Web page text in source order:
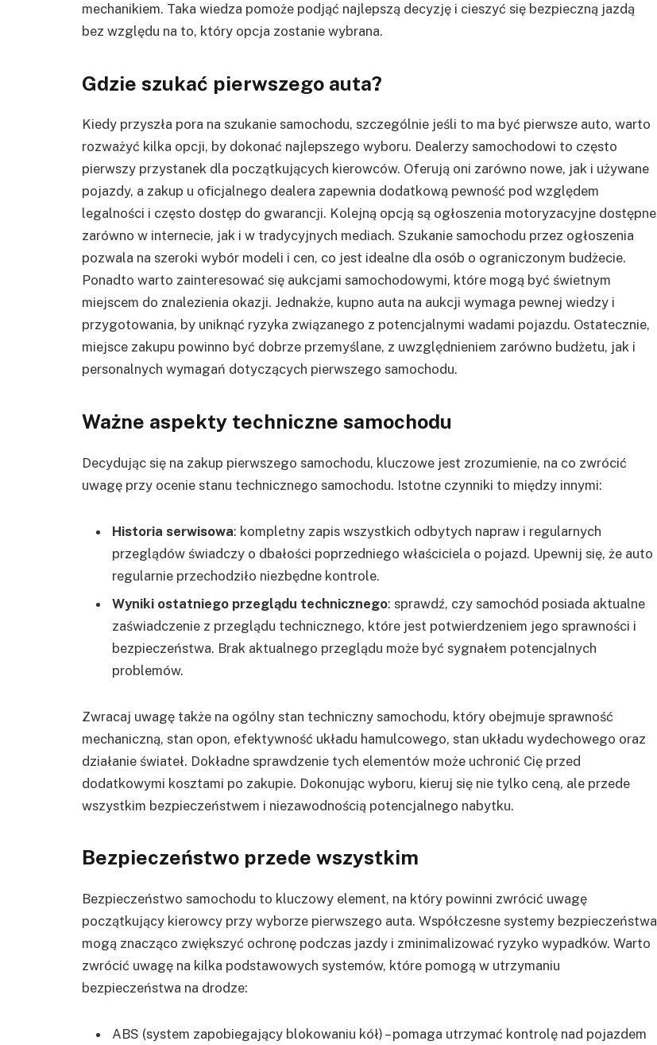
mechanikiem. Taka wiedza pomoże podjąć najlepszą decyzję i cieszyć się bezpieczną jazdą
bez względu na to, który opcja zostanie wybrana.
Gdzie szukać pierwszego auta?
Kiedy przyszła pora na szukanie samochodu, szczególnie jeśli to ma być pierwsze auto, warto
rozważyć kilka opcji, by dokonać najlepszego wyboru. Dealerzy samochodowi to często
pierwszy przystanek dla początkujących kierowców. Oferują oni zarówno nowe, jak i używane
pojazdy, a zakup u oficjalnego dealera zapewnia dodatkową pewność pod względem
legalności i często dostęp do gwarancji. Kolejną opcją są ogłoszenia motoryzacyjne dostępne
zarówno w internecie, jak i w tradycyjnych mediach. Szukanie samochodu przez ogłoszenia
pozwala na szeroki wybór modeli i cen, co jest idealne dla osób o ograniczonym budżecie.
Ponadto warto zainteresować się aukcjami samochodowymi, które mogą być świetnym
miejscem do znalezienia okazji. Jednakże, kupno auta na aukcji wymaga pewnej wiedzy i
przygotowania, by uniknąć ryzyka związanego z potencjalnymi wadami pojazdu. Ostatecznie,
miejsce zakupu powinno być dobrze przemyślane, z uwzględnieniem zarówno budżetu, jak i
personalnych wymagań dotyczących pierwszego samochodu.
Ważne aspekty techniczne samochodu
Decydując się na zakup pierwszego samochodu, kluczowe jest zrozumienie, na co zwrócić
uwagę przy ocenie stanu technicznego samochodu. Istotne czynniki to między innymi:
Historia serwisowa: kompletny zapis wszystkich odbytych napraw i regularnych
przeglądów świadczy o dbałości poprzedniego właściciela o pojazd. Upewnij się, że auto
regularnie przechodziło niezbędne kontrole.
Wyniki ostatniego przeglądu technicznego: sprawdź, czy samochód posiada aktualne
zaświadczenie z przeglądu technicznego, które jest potwierdzeniem jego sprawności i
bezpieczeństwa. Brak aktualnego przeglądu może być sygnałem potencjalnych
problemów.
Zwracaj uwagę także na ogólny stan techniczny samochodu, który obejmuje sprawność
mechaniczną, stan opon, efektywność układu hamulcowego, stan układu wydechowego oraz
działanie świateł. Dokładne sprawdzenie tych elementów może uchronić Cię przed
dodatkowymi kosztami po zakupie. Dokonując wyboru, kieruj się nie tylko ceną, ale przede
wszystkim bezpieczeństwem i niezawodnością potencjalnego nabytku.
Bezpieczeństwo przede wszystkim
Bezpieczeństwo samochodu to kluczowy element, na który powinni zwrócić uwagę
początkujący kierowcy przy wyborze pierwszego auta. Współczesne systemy bezpieczeństwa
mogą znacząco zwiększyć ochronę podczas jazdy i zminimalizować ryzyko wypadków. Warto
zwrócić uwagę na kilka podstawowych systemów, które pomogą w utrzymaniu
bezpieczeństwa na drodze:
ABS (system zapobiegający blokowaniu kół) – pomaga utrzymać kontrolę nad pojazdem